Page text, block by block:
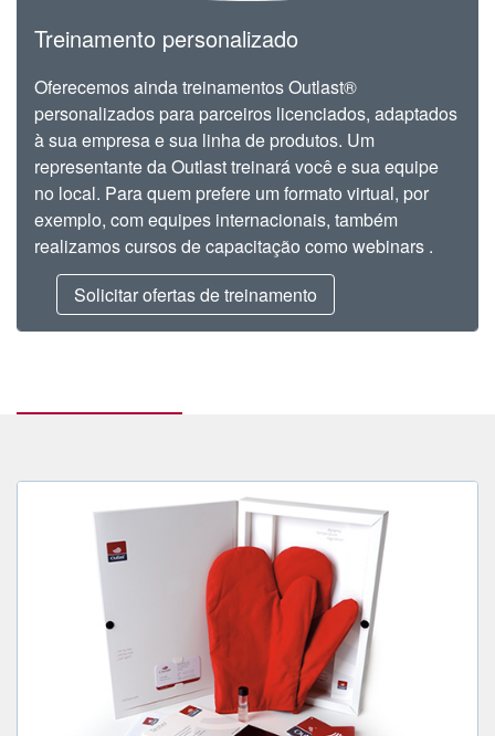
Treinamento personalizado
Oferecemos ainda treinamentos Outlast®
personalizados para parceiros licenciados, adaptados
à sua empresa e sua linha de produtos. Um
representante da Outlast treinará você e sua equipe
no local. Para quem prefere um formato virtual, por
exemplo, com equipes internacionais, também
realizamos cursos de capacitação como webinars .
Solicitar ofertas de treinamento